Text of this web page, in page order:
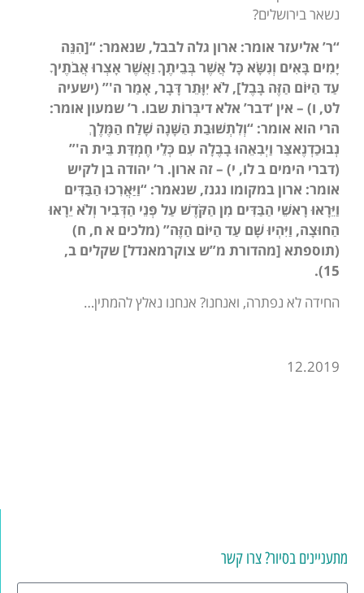
מתעניינים בסיור? צרו קשר
נשאר בירושלים?
“ר’ אליעזר אומר: ארון גלה לבבל, שנאמר: “[הִנֵּה
יָמִים בָּאִים וְנִשָּׂא כָּל אֲשֶׁר בְּבֵיתֶךָ וַאֲשֶׁר אָצְרוּ אֲבֹתֶיךָ
עַד הַיּוֹם הַזֶּה בָּבֶל], לֹא יִוָּתֵר דָּבָר, אָמַר ה'” (ישעיה
לט, ו) – אין ‘דבר’ אלא דיבְּרוֹת שבו. ר’ שמעון אומר:
הרי הוא אומר: “וְלִתְשׁוּבַת הַשָּׁנָה שָׁלַח הַמֶּלֶךְ
נְבוּכַדְנֶאצַּר וַיְבִאֵהוּ בָבֶלָה עִם כְּלֵי חֶמְדַּת בֵּית ה'”
(דברי הימים ב לו, י) – זה ארון. ר’ יהודה בן לקיש
אומר: ארון במקומו נגנז, שנאמר: “וַיַּאֲרִכוּ הַבַּדִּים
וַיֵּרָאוּ רָאשֵׁי הַבַּדִּים מִן הַקֹּדֶשׁ עַל פְּנֵי הַדְּבִיר וְלֹא יֵרָאוּ
הַחוּצָה, וַיִּהְיוּ שָׁם עַד הַיּוֹם הַזֶּה” (מלכים א ח, ח)
(תוספתא [מהדורת מ”ש צוקרמאנדל] שקלים ב,
15).
החידה לא נפתרה, ואנחנו? אנחנו נאלץ להמתין…
12.2019